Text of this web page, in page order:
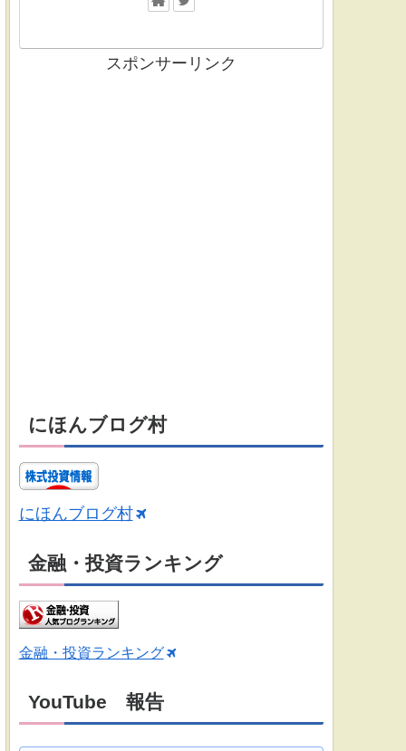
スポンサーリンク
にほんブログ村
にほんブログ村
金融・投資ランキング
金融・投資ランキング
YouTube 報告